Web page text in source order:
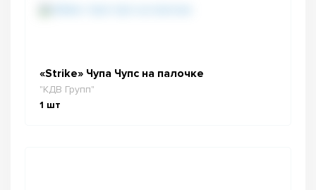
«Strike» Чупа Чупс на палочке
"КДВ Групп"
1 шт